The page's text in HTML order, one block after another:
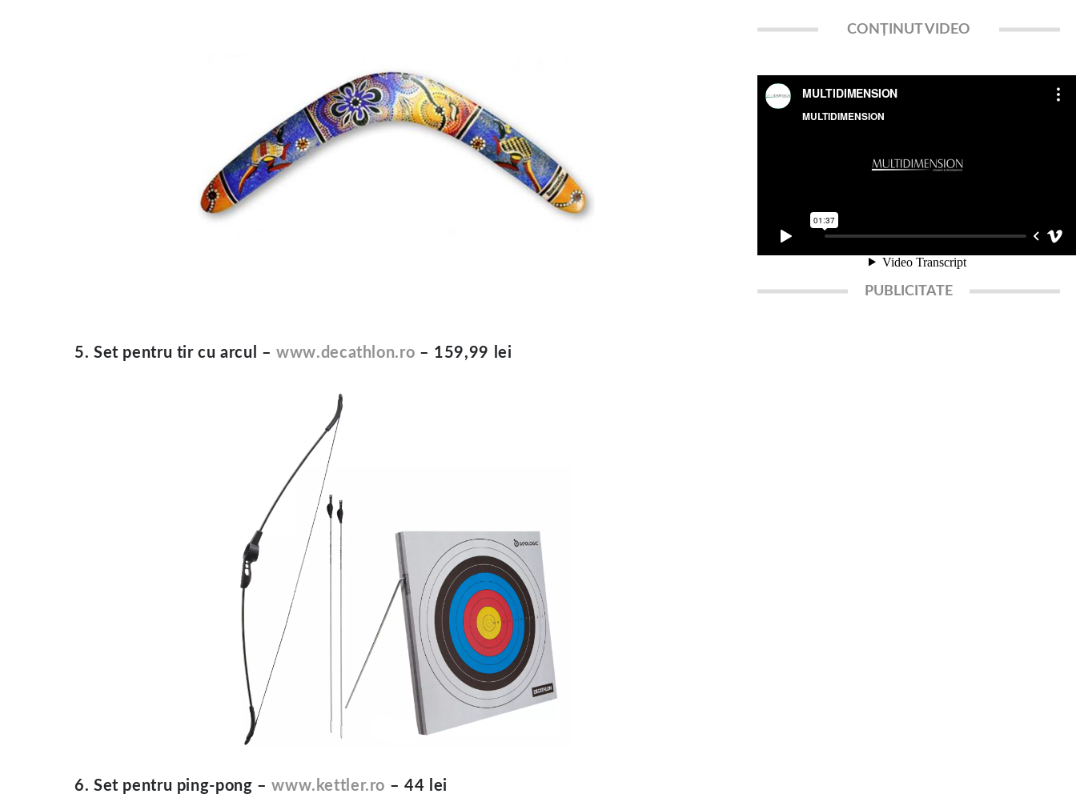
5. Set pentru tir cu arcul –www.decathlon.ro – 159,99 lei
6. Set pentru ping-pong –www.kettler.ro – 44 lei
CONȚINUT VIDEO
PUBLICITATE